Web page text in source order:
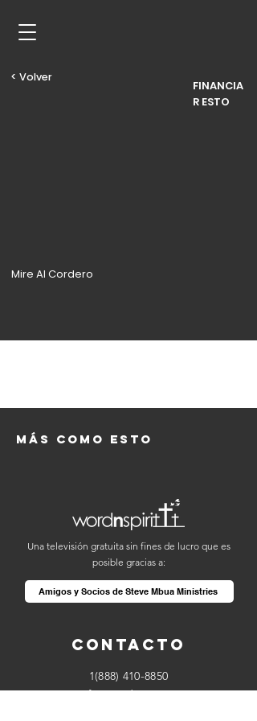
< Volver
FINANCIA
R ESTO
Mire Al Cordero
Más como esto
Contacto
1(888) 410-8850
info@wordnspirit.tv
Una televisión gratuita sin fines de lucro que es
posible gracias a:
Amigos y Socios de Steve Mbua Ministries